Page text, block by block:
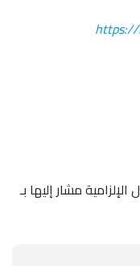
https://
الإلزامية مشار إليها بـ